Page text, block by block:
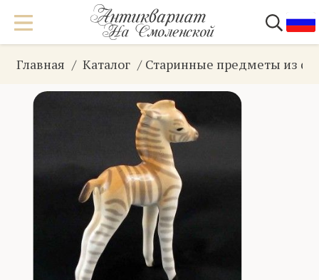
Главная Каталог Старинные предметы из